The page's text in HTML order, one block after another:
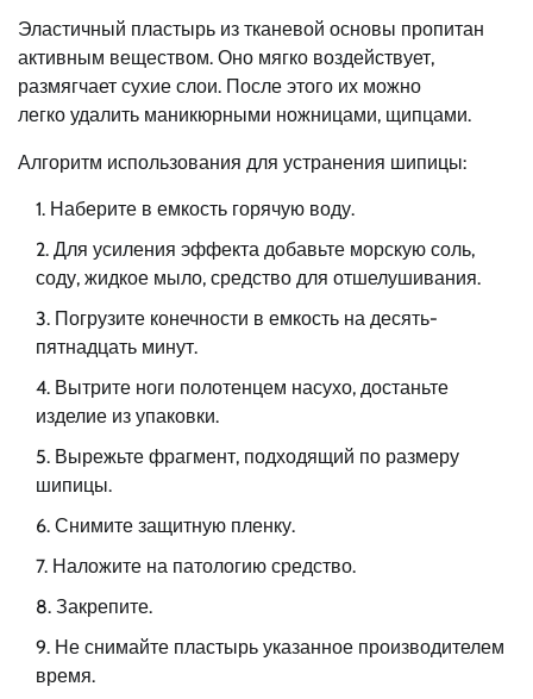
Эластичный пластырь из тканевой основы пропитан
активным веществом. Оно мягко воздействует,
размягчает сухие слои. После этого их можно
легко удалить маникюрными ножницами, щипцами.
Алгоритм использования для устранения шипицы:
Наберите в емкость горячую воду.
Для усиления эффекта добавьте морскую соль,
соду, жидкое мыло, средство для отшелушивания.
Погрузите конечности в емкость на десять-
пятнадцать минут.
Вытрите ноги полотенцем насухо, достаньте
изделие из упаковки.
Вырежьте фрагмент, подходящий по размеру
шипицы.
Снимите защитную пленку.
Наложите на патологию средство.
Закрепите.
Не снимайте пластырь указанное производителем
время.